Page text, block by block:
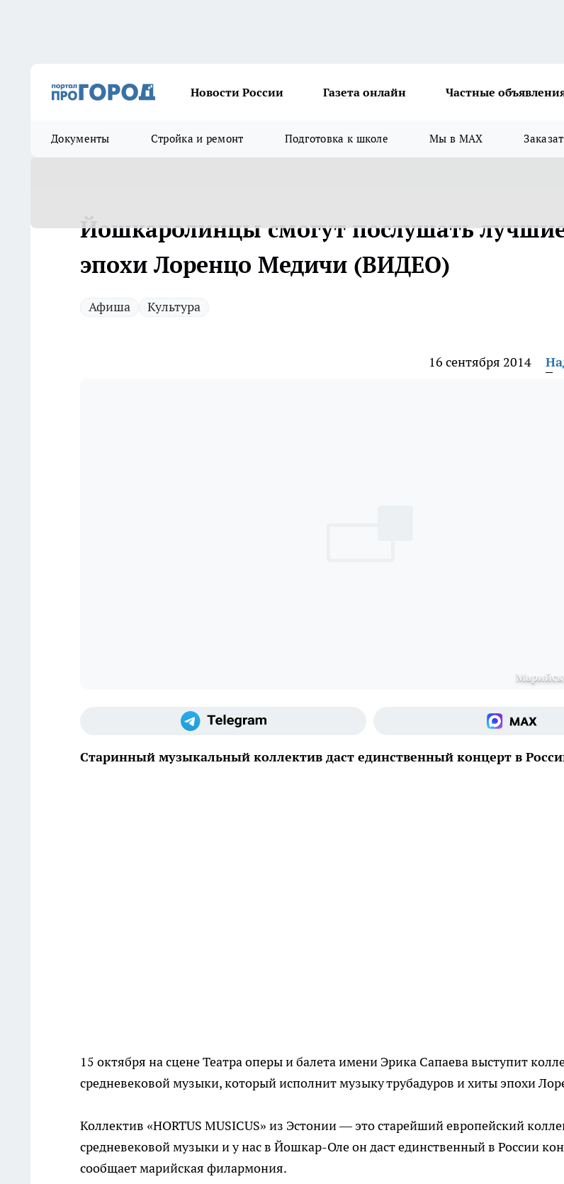
Новости России Газета онлайн Частные
Документы Стройка и ремонт Подготовка к школе Мы в MAX
Йошкаролинцы смогут послушать
эпохи Лоренцо Медичи (ВИДЕО)
Афиша Культура
16 сентября 2014
Старинный музыкальный коллектив даст единственный концерт в
15 октября на сцене Театра оперы и балета имени Эрика Сапаева выступит
средневековой музыки, который исполнит музыку трубадуров и хиты эпохи
Коллектив «HORTUS MUSICUS» из Эстонии — это старейший европейский
средневековой музыки и у нас в Йошкар-Оле он даст единственный в России
сообщает марийская филармония.